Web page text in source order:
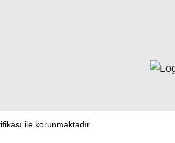
ile korunmaktadır.